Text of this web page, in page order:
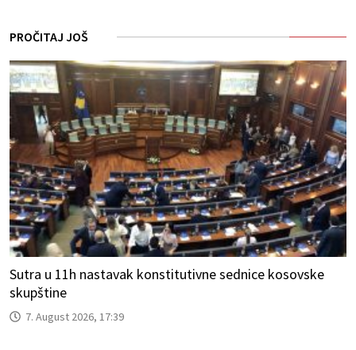
PROČITAJ JOŠ
Sutra u 11h nastavak konstitutivne sednice kosovske
skupštine
7. August 2026, 17:39